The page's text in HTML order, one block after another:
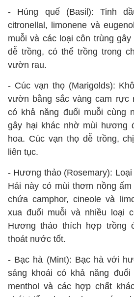
- Húng quế (Basil): Tinh
citronellal, limonene và
muỗi và các loại côn trùng
dễ trồng, có thể trồng trong
vườn rau.
- Cúc vạn thọ (Marigolds):
vườn bằng sắc vàng cam rực
có khả năng đuổi muỗi cùng
gây hại khác nhờ mùi hương
hoa. Cúc vạn thọ dễ trồng,
liên tục.
- Hương thảo (Rosemary):
Hải này có mùi thơm nồng
chứa camphor, cineole và
xua đuổi muỗi và nhiều loại
Hương thảo thích hợp trồng
thoát nước tốt.
- Bạc hà (Mint): Bạc hà với
sảng khoái có khả năng
menthol và các hợp chất